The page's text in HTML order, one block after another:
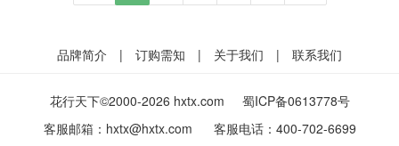
品牌简介 | 订购需知 | 关于我们 | 联系我们
花行天下©2000-2026 hxtx.com
蜀ICP备0613778号
客服邮箱： hxtx@hxtx.com 客服电话： 400-702-6699